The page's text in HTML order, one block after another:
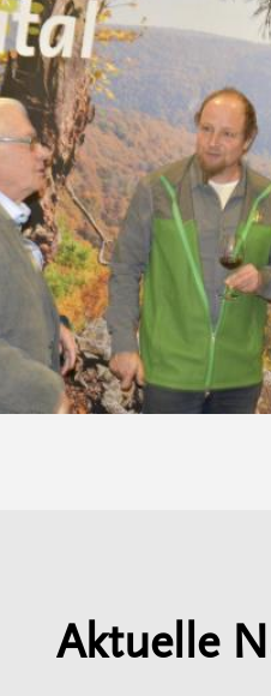
Aktuelle